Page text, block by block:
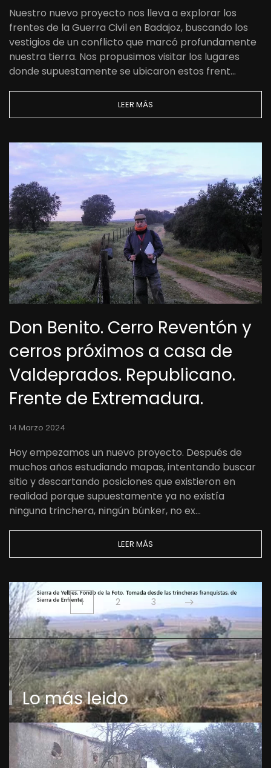
Nuestro nuevo proyecto nos lleva a explorar los
frentes de la Guerra Civil en Badajoz, buscando los
vestigios de un conflicto que marcó profundamente
nuestra tierra. Nos propusimos visitar los lugares
donde supuestamente se ubicaron estos frent…
LEER MÁS
Don Benito. Cerro Reventón y
cerros próximos a casa de
Valdeprados. Republicano.
Frente de Extremadura.
14 Marzo 2024
Hoy empezamos un nuevo proyecto. Después de
muchos años estudiando mapas, intentando buscar
sitio y descartando posiciones que existieron en
realidad porque supuestamente ya no existía
ninguna trinchera, ningún búnker, no ex…
LEER MÁS
1 2 3
Lo más leido